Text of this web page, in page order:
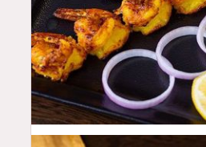
QAR 52